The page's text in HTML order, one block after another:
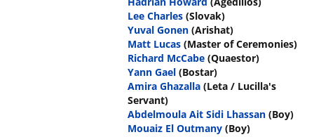
Lee Charles (Slovak)
Yuval Gonen (Arishat)
Matt Lucas (Master of Ceremonies)
Richard McCabe (Quaestor)
Yann Gael (Bostar)
Amira Ghazalla (Leta / Lucilla's
Servant)
Abdelmoula Ait Sidi Lhassan (Boy)
Mouaiz El Outmany (Boy)